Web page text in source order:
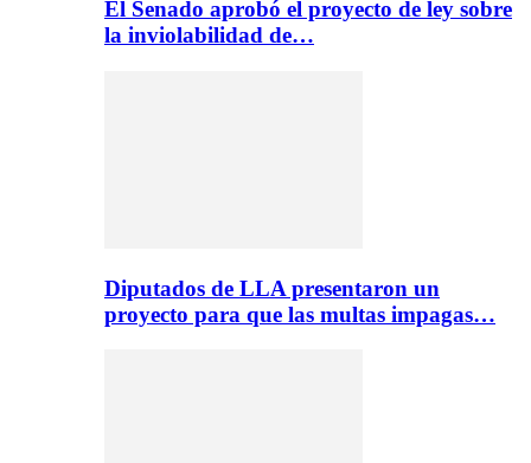
El Senado aprobó el proyecto de ley sobre
la inviolabilidad de…
Diputados de LLA presentaron un
proyecto para que las multas impagas…